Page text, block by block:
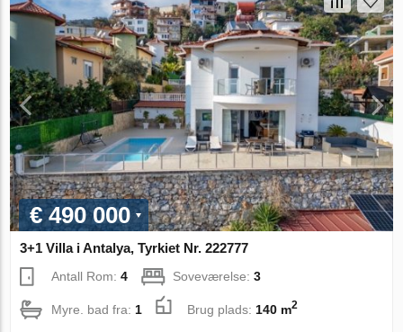
€ 490 000
3+1 Villa i Antalya, Tyrkiet Nr. 222777
Antall Rom:4 Soveværelse:3
Myre. bad fra: 1 Brug plads: 140 m2